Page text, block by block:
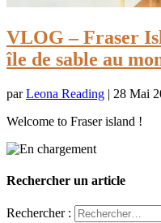
VLOG – Fraser
île de sable au
parLeona Reading | 28 Mai
Welcome to Fraser island !
Rechercher un article
Rechercher :